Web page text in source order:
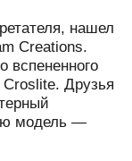
нашел
Creations.
вспененного
Друзья
модель —